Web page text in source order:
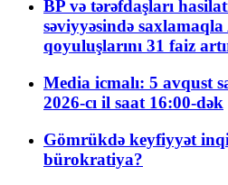
BP və tərəfdaşları
səviyyəsində
qoyuluşlarını 31 faiz
Media icmalı: 5 avqust
2026-cı il saat 16:00-dək
Gömrükdə keyfiyyət
bürokratiya?